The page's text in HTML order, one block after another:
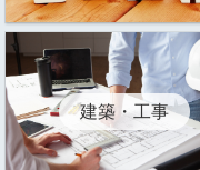
建築・工事